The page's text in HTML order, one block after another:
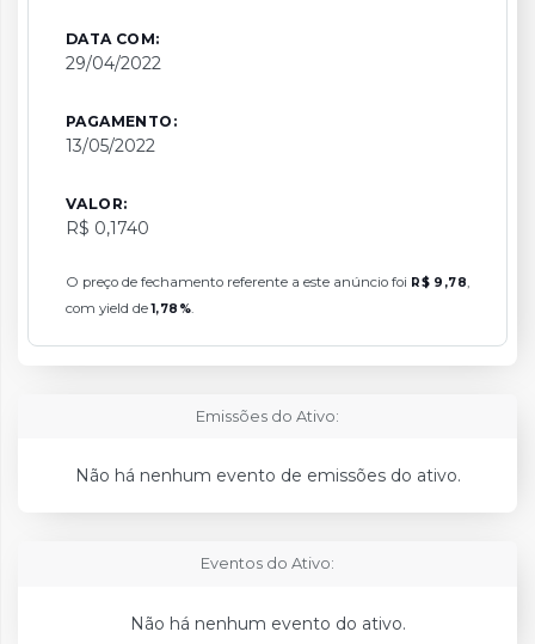
DATA COM:
29/04/2022
PAGAMENTO:
13/05/2022
VALOR:
R$ 0,1740
O preço de fechamento referente a este anúncio foi R$ 9,78,
com yield de1,78%.
Emissões do Ativo:
Não há nenhum evento de emissões do ativo.
Eventos do Ativo:
Não há nenhum evento do ativo.